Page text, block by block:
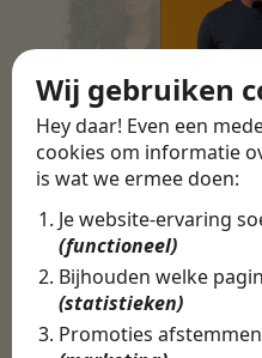
Wij gebruiken
Hey daar! Even een
cookies om informatie
is wat we ermee doen:
Je website-ervaring
(functioneel)
Bijhouden welke
(statistieken)
Promoties